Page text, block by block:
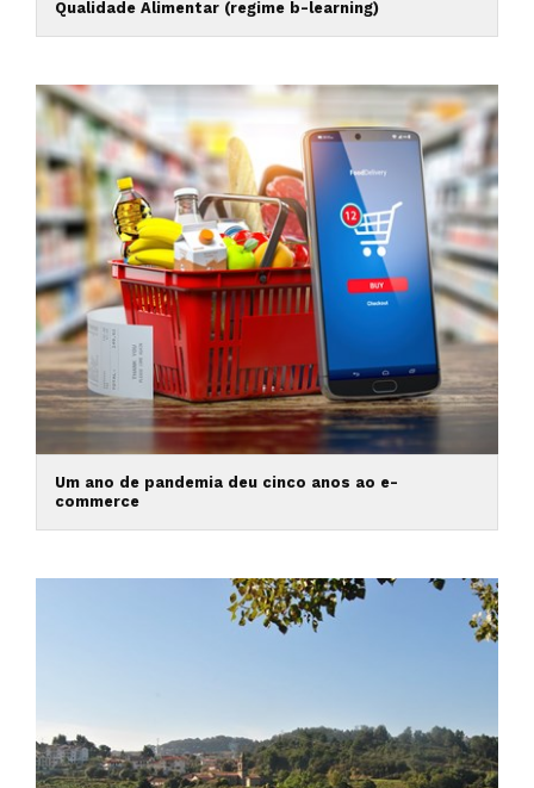
Qualidade Alimentar (regime b-learning)
Um ano de pandemia deu cinco anos ao e-
commerce